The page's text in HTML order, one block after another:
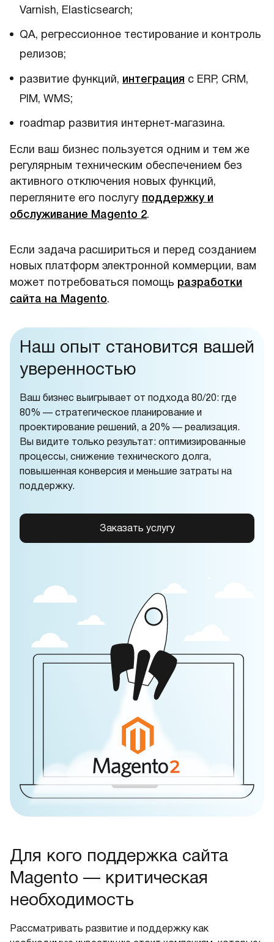
Varnish, Elasticsearch;
QA, регрессионное тестирование и контроль
релизов;
развитие функций, интеграция с ERP, CRM,
PIM, WMS;
roadmap развития интернет-магазина.
Если ваш бизнес пользуется одним и тем же
регулярным техническим обеспечением без
активного отключения новых функций,
перегляните его послугу поддержку и
обслуживание Magento 2.
Если задача расшириться и перед созданием
новых платформ электронной коммерции, вам
может потребоваться помощь разработки
сайта на Magento.
Наш опыт становится вашей
уверенностью
Ваш бизнес выигрывает от подхода 80/20: где
80% — стратегическое планирование и
проектирование решений, а 20% — реализация.
Вы видите только результат: оптимизированные
процессы, снижение технического долга,
повышенная конверсия и меньшие затраты на
поддержку.
Заказать услугу
Для кого поддержка сайта
Magento — критическая
необходимость
Рассматривать развитие и поддержку как